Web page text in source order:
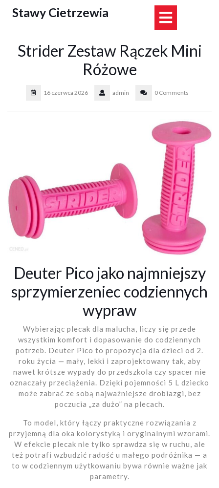
Stawy Cietrzewia
Strider Zestaw Rączek Mini
Różowe
16 czerwca 2026 admin 0 Comments
Deuter Pico jako najmniejszy
sprzymierzeniec codziennych
wypraw
Wybierając plecak dla malucha, liczy się przede
wszystkim komfort i dopasowanie do codziennych
potrzeb. Deuter Pico to propozycja dla dzieci od 2.
roku życia — mały, lekki i zaprojektowany tak, aby
nawet krótsze wypady do przedszkola czy spacer nie
oznaczały przeciążenia. Dzięki pojemności 5 L dziecko
może zabrać ze sobą najważniejsze drobiazgi, bez
poczucia „za dużo” na plecach.
To model, który łączy praktyczne rozwiązania z
przyjemną dla oka kolorystyką i oryginalnymi wzorami.
W efekcie plecak nie tylko sprawdza się w ruchu, ale
też potrafi wzbudzić radość u małego podróżnika — a
to w codziennym użytkowaniu bywa równie ważne jak
parametry.